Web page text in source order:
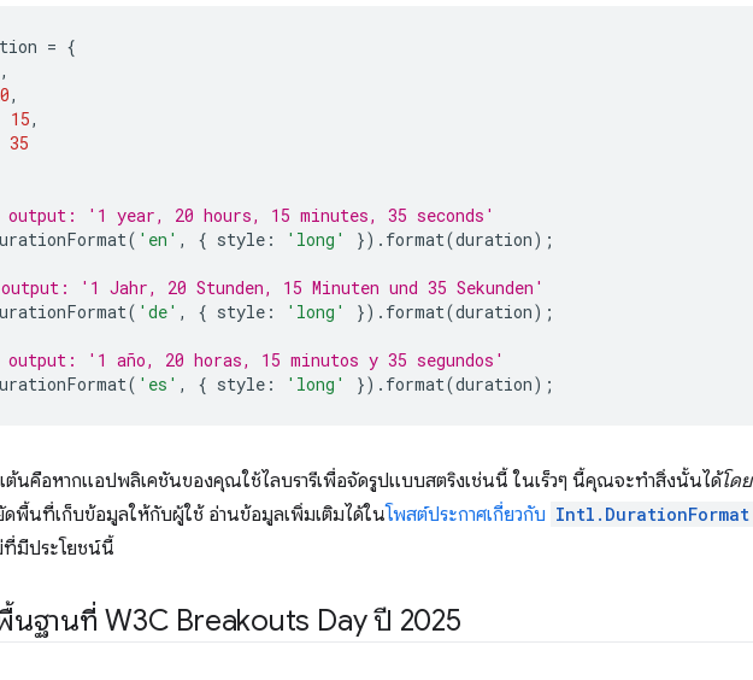
= {
,
,
15,
35
'1 year, 20 hours, 15 minutes, 35 seconds'
( 'en' , { style : 'long' }). format(duration);
'1 Jahr, 20 Stunden, 15 Minuten und 35 Sekunden'
( 'de' , { style : 'long' }). format(duration);
output: '1 año, 20 horas, 15 minutos y 35 segundos'
( 'es' , { style : 'long' }). format(duration);
ต้นคือหากแอปพลิเคชันของคุณใช้ไลบรารีเพื่อจัดรูปแบบสตริงเช่นนี้ ในเร็วๆ นี้คุณจะทำสิ่งนั้นได้โด
ดพื้นที่เก็บข้อมูลให้กับผู้ใช้ อ่านข้อมูลเพิ่มเติมได้ในโพสต์ประกาศเกี่ยวกับ Intl.DurationFormat
ที่มีประโยชน์นี้
ฐานที่ W3C Breakouts Day ปี 2025